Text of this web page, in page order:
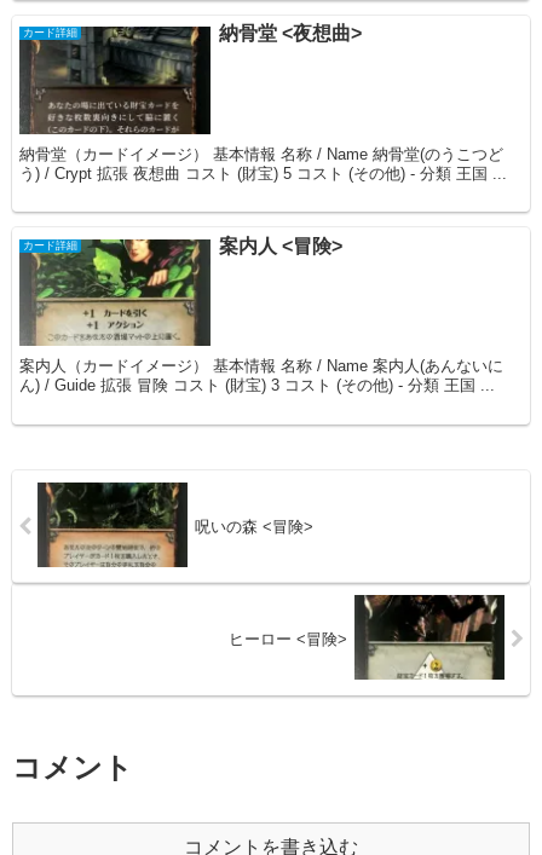
カード詳細 納骨堂 <夜想曲>
納骨堂（カードイメージ） 基本情報 名称 / Name 納骨堂(のうこつど
う) / Crypt 拡張 夜想曲 コスト (財宝) 5 コスト (その他) - 分類 王国 ...
カード詳細 案内人 <冒険>
案内人（カードイメージ） 基本情報 名称 / Name 案内人(あんないに
ん) / Guide 拡張 冒険 コスト (財宝) 3 コスト (その他) - 分類 王国 ...
呪いの森 <冒険>
ヒーロー <冒険>
コメント
コメントを書き込む